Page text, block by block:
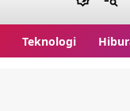
Teknologi